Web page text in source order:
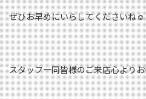
ぜひお早めにいらしてくださいね☺
スタッフ一同皆様のご来店心より